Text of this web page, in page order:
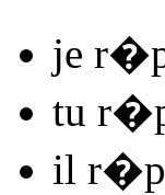
je
tu
il